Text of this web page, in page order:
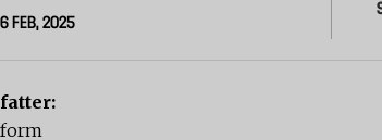
FEB, 2025